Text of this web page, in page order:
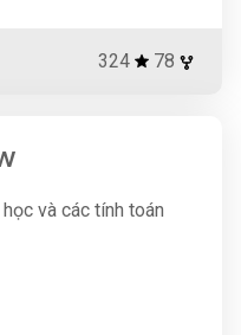
324 78
và các tính toán